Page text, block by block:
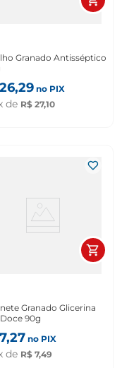
Granado Antisséptico
26,29 no PIX
de R$ 27,10
Granado Glicerina
90g
7,27 no PIX
de R$ 7,49